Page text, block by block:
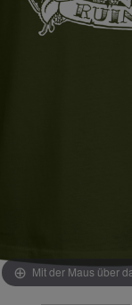
Mit der Maus über